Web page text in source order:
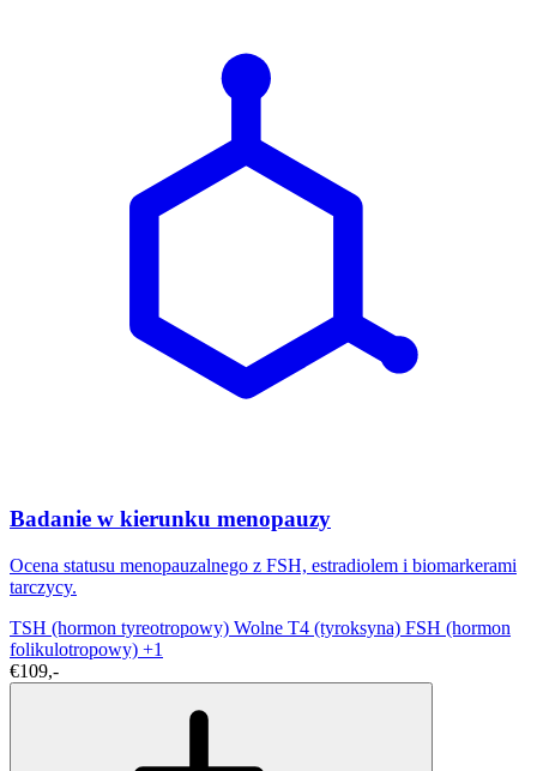
Badanie w kierunku menopauzy
Ocena statusu menopauzalnego z FSH, estradiolem i biomarkerami
tarczycy.
TSH (hormon tyreotropowy) Wolne T4 (tyroksyna) FSH (hormon
folikulotropowy) +1
€109,-